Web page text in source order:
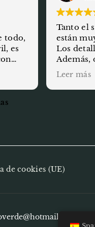
todo,
es
para
sin
Tanto el
están
Los
Además,
buenos.
Leer más
de cookies (UE)